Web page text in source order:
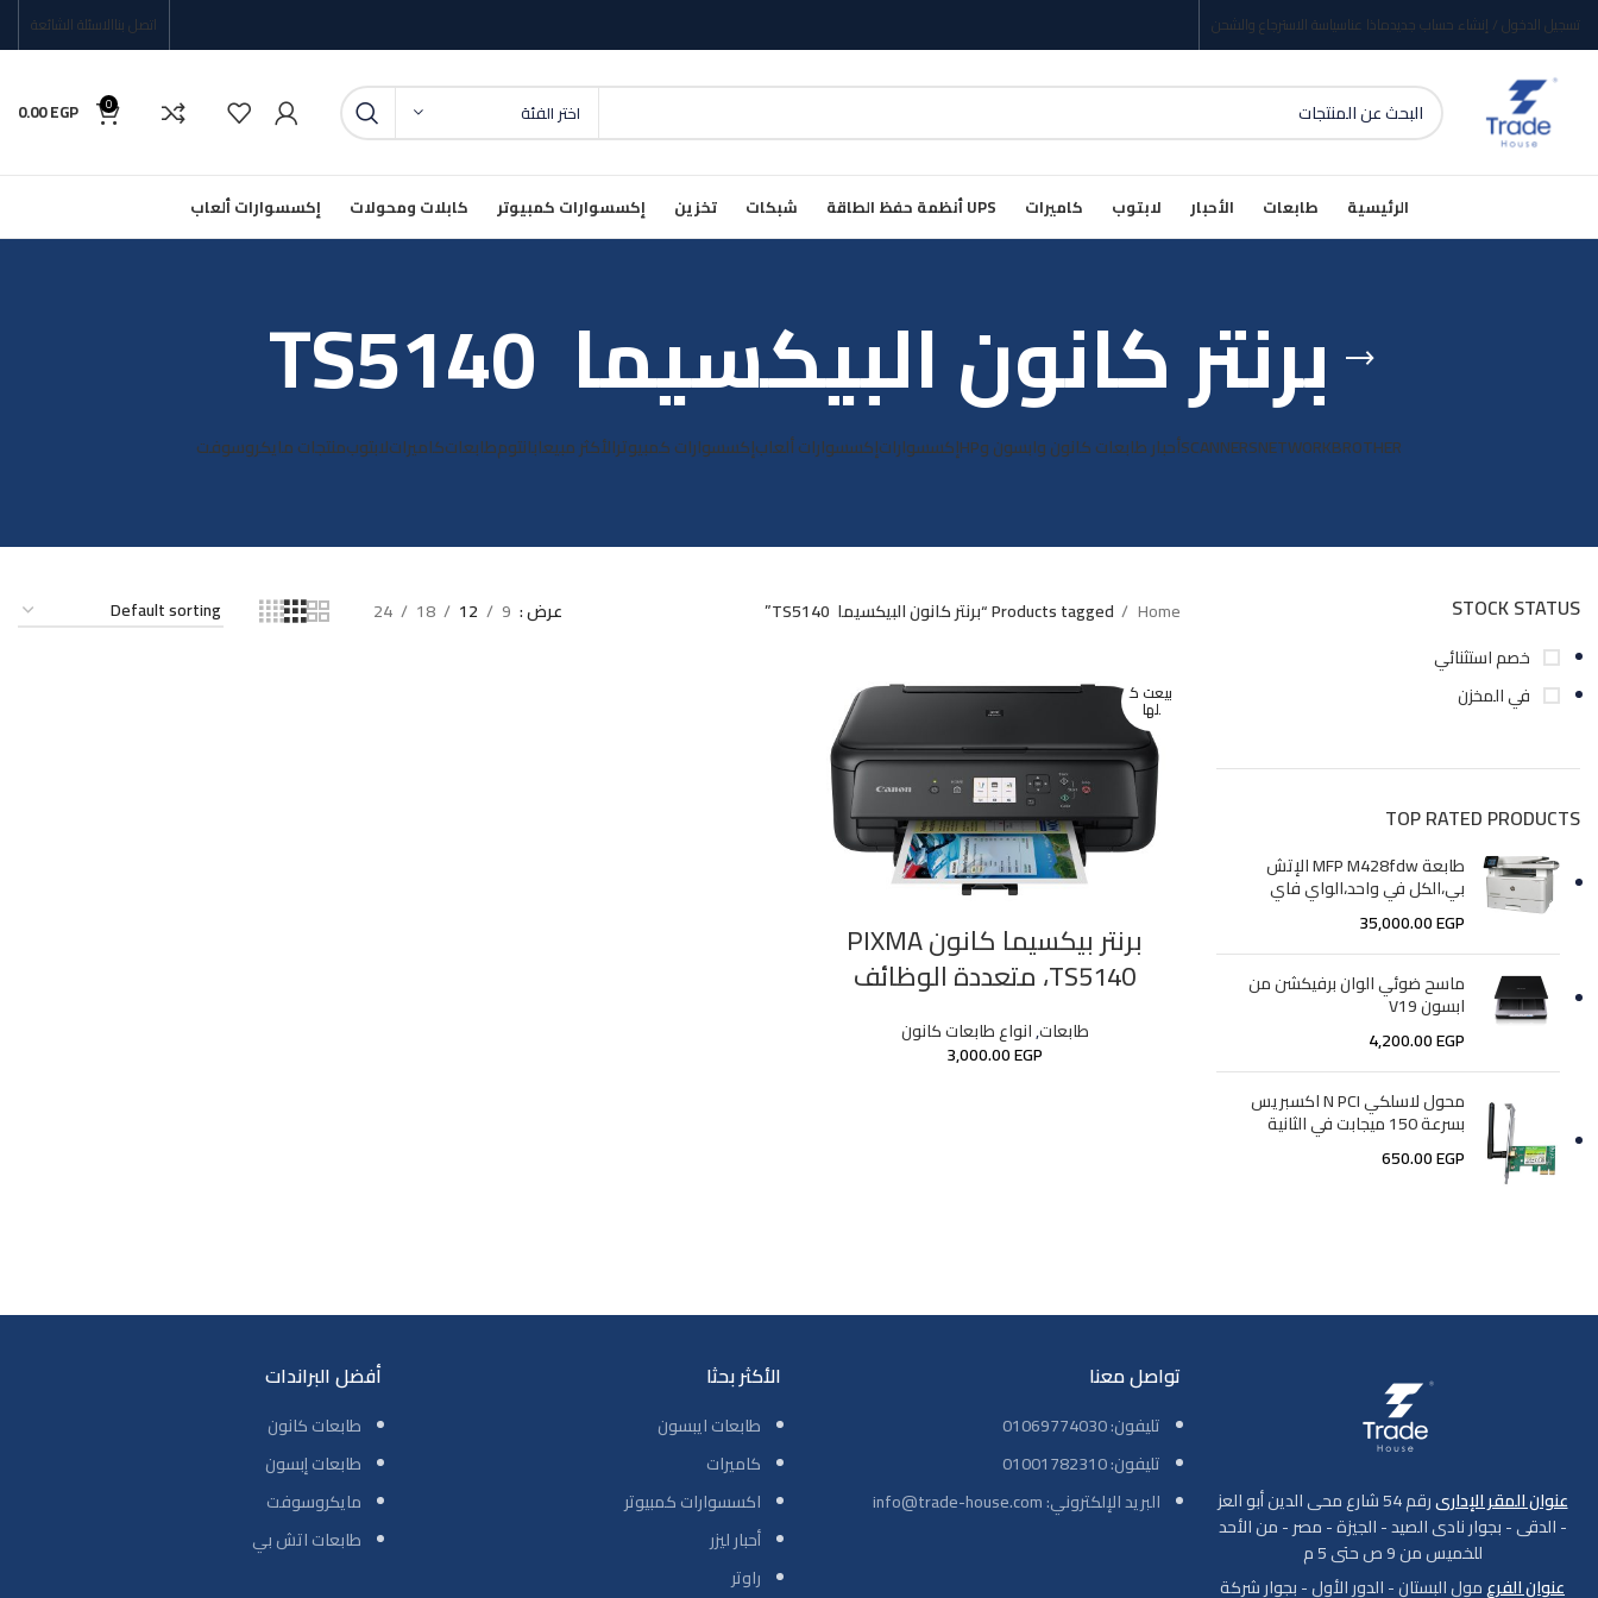
تسجيل الدخول / إنشاء حساب جديدماذا عناسياسة الاسترجاع والشحن اتصل بناالاسئلة الشائعة
اختر الفئة 0
0.00EGP
الرئيسية طابعات الأحبار لابتوب كاميرات UPS أنظمة حفظ الطاقة شبكات تخزين إكسسوارات كمبيوتر كابلات ومحولات إكسسوارات ألعاب
برنتر كانون البيكسيما TS5140
BROTHER
NETWORK
SCANNERSأحبار طابعات كانون وابسون وHP إكسسواراتإكسسوارات ألعابإكسسوارات كمبيوترالأكثر مبيعابانتومطابعاتكاميراتلابتوبمنتجات مايكروسوفت
STOCK STATUS
خصم استثنائي
في المخزن
TOP RATED PRODUCTS
طابعة MFP M428fdw الإتش
بي،الكل في واحد،الواي فاي
35,000.00EGP
ماسح ضوئي الوان برفيكشن من
ابسون V19
4,200.00EGP
محول لاسلكي N PCI اكسبريس
بسرعة 150 ميجابت في الثانية
650.00EGP
Home Products tagged “برنتر كانون البيكسيما TS5140” عرض 9
12
18
24
بيعت ك
لها
برنتر بيكسيما كانون PIXMA
TS5140، متعددة الوظائف
طابعات,انواع طابعات كانون
3,000.00EGP
عنوان المقر الإدارى
رقم 54 شارع محى الدين أبو العز
- الدقى - بجوار نادى الصيد - الجيزة - مصر - من الأحد
للخميس من 9 ص حتى 5 م
عنوان الفرعمول البستان - الدور الأول - بجوار شركة
تواصل معنا
تليفون: 01069774030
تليفون: 01001782310
البريد الإلكتروني: info@trade-house.com
الأكثر بحثا
طابعات ايبسون
كاميرات
اكسسوارات كمبيوتر
أحبار ليزر
راوتر
أفضل البراندات
طابعات كانون
طابعات إبسون
مايكروسوفت
طابعات اتش بي